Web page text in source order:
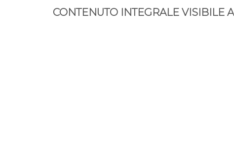
CONTENUTO INTEGRALE VISIBILE